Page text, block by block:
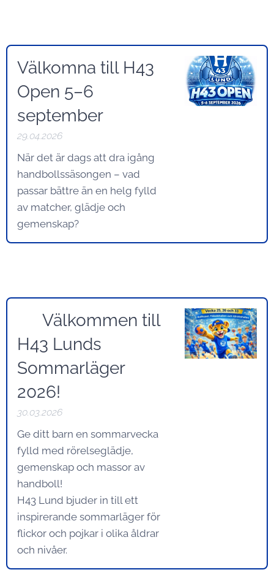
Välkomna till H43
Open 5–6
september
29.04.2026
När det är dags att dra igång
handbollssäsongen – vad
passar bättre än en helg fylld
av matcher, glädje och
gemenskap?
🌞 Välkommen till
H43 Lunds
Sommarläger
2026!
30.03.2026
Ge ditt barn en sommarvecka
fylld med rörelseglädje,
gemenskap och massor av
handboll!
H43 Lund bjuder in till ett
inspirerande sommarläger för
flickor och pojkar i olika åldrar
och nivåer.